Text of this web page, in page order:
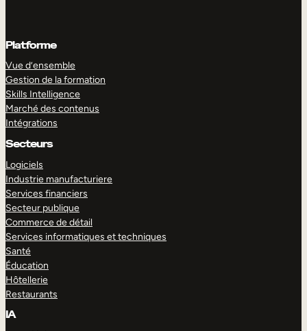
Platforme
Vue d’ensemble
Gestion de la formation
Skills Intelligence
Marché des contenus
Intégrations
Secteurs
Logiciels
Industrie manufacturiere
Services financiers
Secteur publique
Commerce de détail
Services informatiques et techniques
Santé
Éducation
Hôtellerie
Restaurants
IA